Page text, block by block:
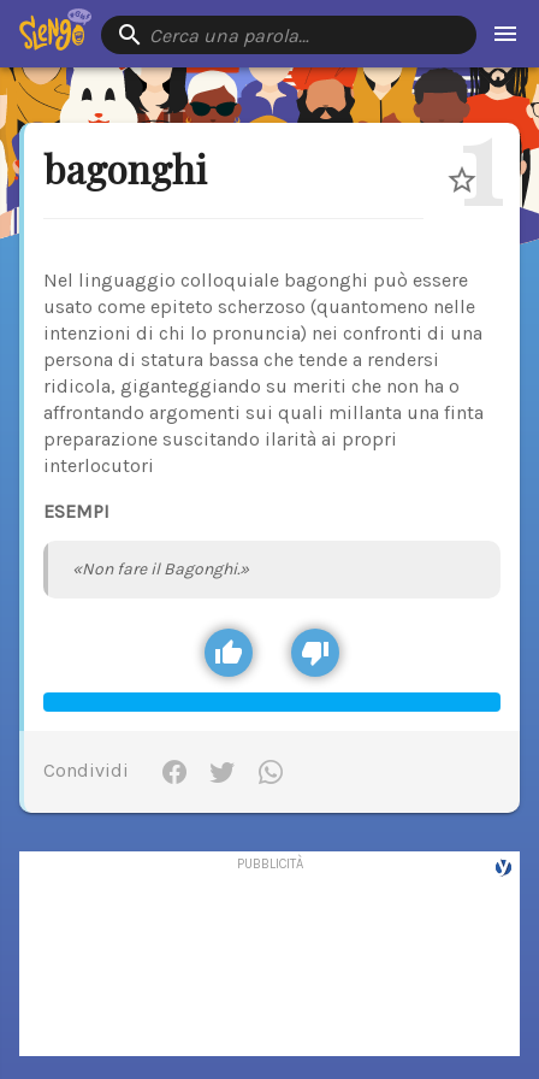
Cerca una parola…
bagonghi 1
Nel linguaggio colloquiale bagonghi può essere
usato come epiteto scherzoso (quantomeno nelle
intenzioni di chi lo pronuncia) nei confronti di una
persona di statura bassa che tende a rendersi
ridicola, giganteggiando su meriti che non ha o
affrontando argomenti sui quali millanta una finta
preparazione suscitando ilarità ai propri
interlocutori
ESEMPI
«Non fare il Bagonghi.»
Condividi